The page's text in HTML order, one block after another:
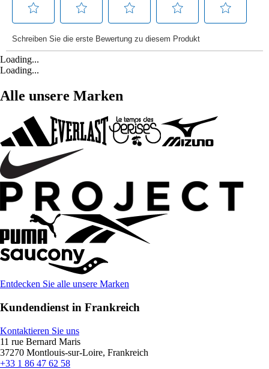
Loading...
Loading...
Alle unsere Marken
Entdecken Sie alle unsere Marken
Kundendienst in Frankreich
Kontaktieren Sie uns
11 rue Bernard Maris
37270 Montlouis-sur-Loire, Frankreich
+33 1 86 47 62 58